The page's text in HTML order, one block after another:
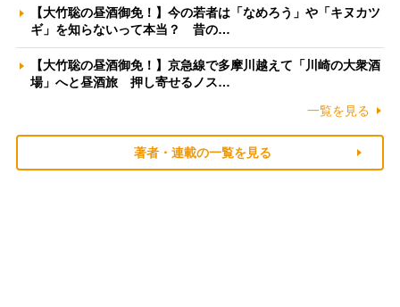
【大竹聡の昼酒御免！】今の若者は「なめろう」や「キヌカツ
ギ」を知らないって本当？ 昔の…
【大竹聡の昼酒御免！】京急線で多摩川越えて「川崎の大衆酒
場」へと昼酒旅 押し寄せるノス…
一覧を見る
著者・連載の一覧を見る